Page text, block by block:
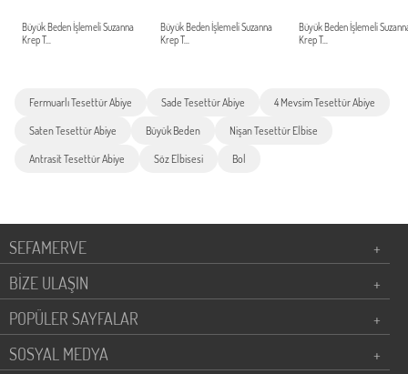
Büyük Beden İşlemeli Suzanna
Krep T...
Büyük Beden İşlemeli Suzanna
Krep T...
Büyük Beden İşlemeli
Krep T...
Fermuarlı Tesettür Abiye Sade Tesettür Abiye 4 Mevsim Tesettür Abiye
Saten Tesettür Abiye Büyük Beden Nişan Tesettür Elbise
Antrasit Tesettür Abiye Söz Elbisesi Bol
SEFAMERVE
+
BİZE ULAŞIN
+
POPÜLER SAYFALAR
+
SOSYAL MEDYA
+